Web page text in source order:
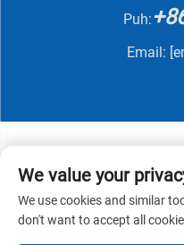
Puh:
Email:
Tekijänoikeus © 2025
CO., LTD -
We value your
We use cookies and similar
don't want to accept all